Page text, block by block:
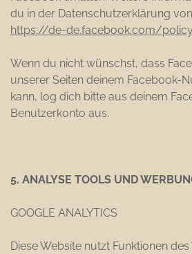
du in der Datenschutzerklärung
https://de-de.facebook.com/
Wenn du nicht wünschst, dass
unserer Seiten deinem Facebook-
kann, log dich bitte aus deinem
Benutzerkonto aus.
5. ANALYSE TOOLS UND
GOOGLE ANALYTICS
Diese Website nutzt Funktionen